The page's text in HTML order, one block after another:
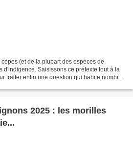
(et de la plupart des espèces de
d'indigence. Saisissons ce prétexte tout à la
traiter enfin une question qui habite nombre
2025 : les morilles